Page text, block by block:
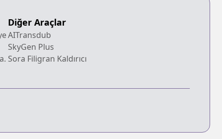
Diğer Araçlar
AITransdub
SkyGen Plus
Sora Filigran Kaldırıcı